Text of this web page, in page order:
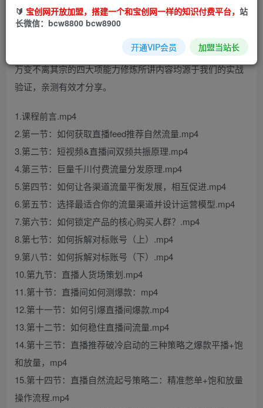
够底层
万变不离其宗的四大项能力修炼所讲内容均源于我们的实战
验证，亲测有效才分享。
1.课程前言.mp4
2.第一节：如何获取直播feed推荐自然流量.mp4
3.第二节：短视频&直播间双频共振原理.mp4
4.第三节：巨量千川付费流量分发原理.mp4
5.第四节：如何让各渠道流量平衡发展，相互促进.mp4
6.第五节：选择最适合你的流量渠道并设计运营模型.mp4
7.第六节：如何锁定产品的核心购买人群？.mp4
8.第七节：如何拆解对标账号（上）.mp4
9.第八节：如何拆解对标账号（下）.mp4
10.第九节：直播人货场策划.mp4
11.第十节：直播间如何测爆款：mp4
12.第十一节：如何引爆直播间爆款.mp4
13.第十二节：如何稳住直播间流量.mp4
14.第十三节：直播推荐破冷启动的三种策略之爆款平播+饱
和放量，mp4
15.第十四节：直播自然流起号策略二：精准憋单+饱和放量
操作流程.mp4
🔰 宝创网开放加盟，搭建一个和宝创网一样的知识付费平台， 站
长微信：bcw8800 bcw8900
开通VIP会员 加盟当站长